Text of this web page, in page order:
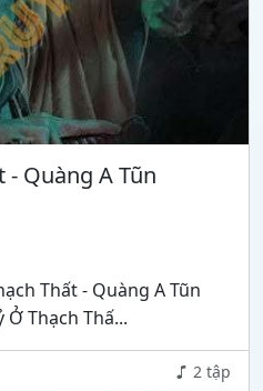
- Quàng A Tũn
Thất - Quàng A Tũn
Thạch Thấ...
2 tập